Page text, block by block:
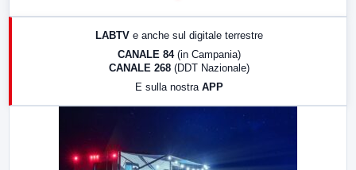
LABTV e anche sul digitale terrestre
CANALE 84 (in Campania)
CANALE 268 (DDT Nazionale)
E sulla nostra APP